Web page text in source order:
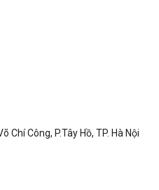
Chí Công, P.Tây Hồ, TP. Hà Nội